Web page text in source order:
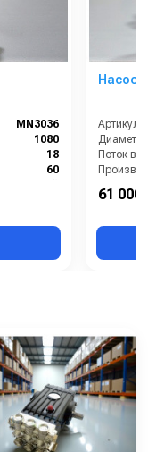
MN3036
1080
18
60
Насос
Артикул:
Диаметр
Поток
Тип вала:
61 000